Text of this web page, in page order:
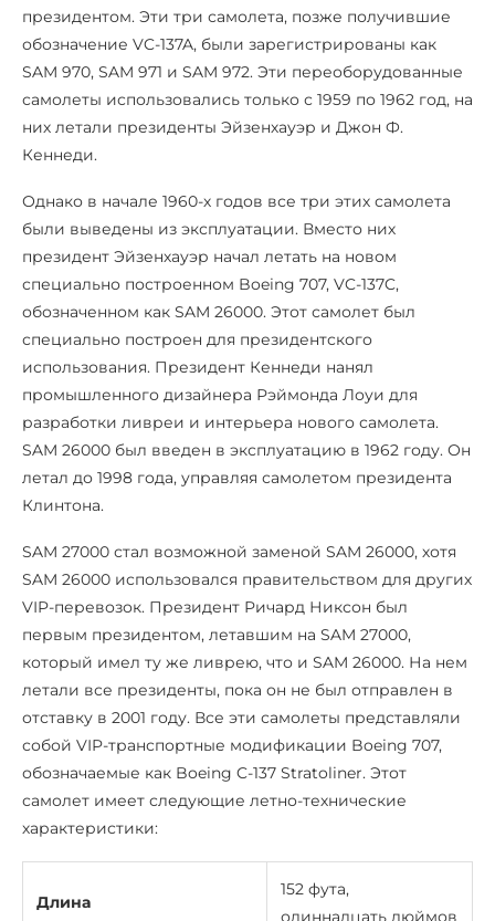
президентом. Эти три самолета, позже получившие
обозначение VC-137A, были зарегистрированы как
SAM 970, SAM 971 и SAM 972. Эти переоборудованные
самолеты использовались только с 1959 по 1962 год, на
них летали президенты Эйзенхауэр и Джон Ф.
Кеннеди.
Однако в начале 1960-х годов все три этих самолета
были выведены из эксплуатации. Вместо них
президент Эйзенхауэр начал летать на новом
специально построенном Boeing 707, VC-137C,
обозначенном как SAM 26000. Этот самолет был
специально построен для президентского
использования. Президент Кеннеди нанял
промышленного дизайнера Рэймонда Лоуи для
разработки ливреи и интерьера нового самолета.
SAM 26000 был введен в эксплуатацию в 1962 году. Он
летал до 1998 года, управляя самолетом президента
Клинтона.
SAM 27000 стал возможной заменой SAM 26000, хотя
SAM 26000 использовался правительством для других
VIP-перевозок. Президент Ричард Никсон был
первым президентом, летавшим на SAM 27000,
который имел ту же ливрею, что и SAM 26000. На нем
летали все президенты, пока он не был отправлен в
отставку в 2001 году. Все эти самолеты представляли
собой VIP-транспортные модификации Boeing 707,
обозначаемые как Boeing C-137 Stratoliner. Этот
самолет имеет следующие летно-технические
характеристики:
Длина
152 фута,
одиннадцать дюймов